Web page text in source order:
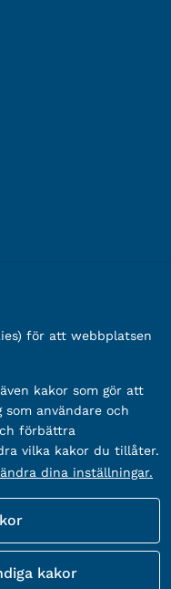
oss
för att webbplatsen
kakor som gör att
användare och
förbättra
vilka kakor du tillåter.
dina inställningar.
kakor